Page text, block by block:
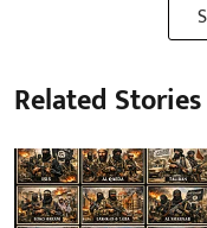
Related Stories